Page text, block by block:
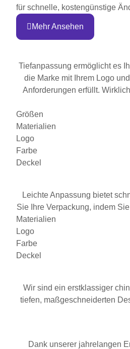
für schnelle, kostengünstige
Mehr Ansehen
Tiefanpassung ermöglicht es
die Marke mit Ihrem Logo
Anforderungen erfüllt.
Größen
Materialien
Logo
Farbe
Deckel
Leichte Anpassung bietet
Sie Ihre Verpackung, indem
Materialien
Logo
Farbe
Deckel
Wir sind ein erstklassiger
tiefen, maßgeschneiderten
Dank unserer jahrelangen